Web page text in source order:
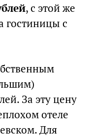
, с этой же
гостиницы с
За эту цену
отеле
Для